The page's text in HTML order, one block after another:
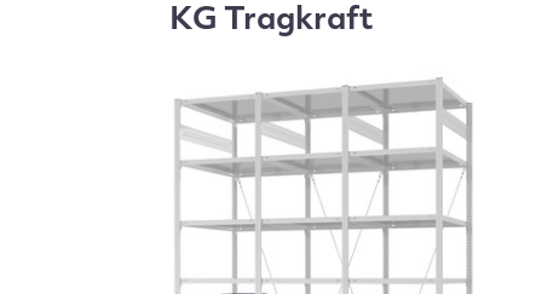
KG Tragkraft